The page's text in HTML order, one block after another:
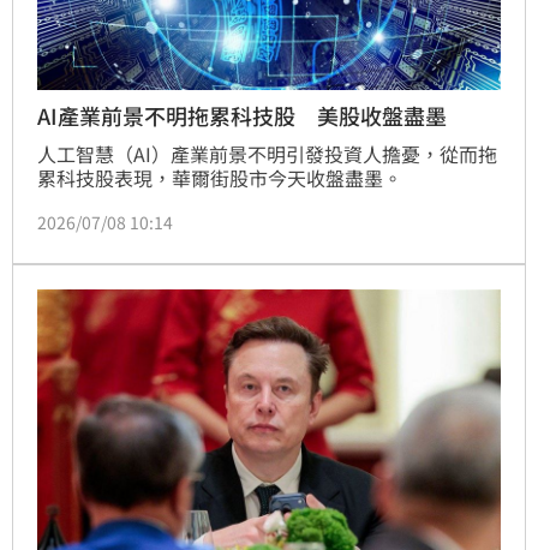
AI產業前景不明拖累科技股 美股收盤盡墨
人工智慧（AI）產業前景不明引發投資人擔憂，從而拖
累科技股表現，華爾街股市今天收盤盡墨。
2026/07/08 10:14